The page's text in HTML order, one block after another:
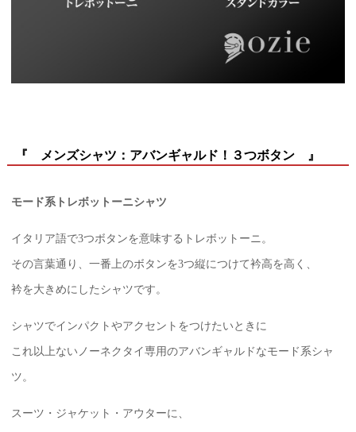
『 メンズシャツ：アバンギャルド！３つボタン 』
モード系トレボットーニシャツ
イタリア語で3つボタンを意味するトレボットーニ。
その言葉通り、一番上のボタンを3つ縦につけて衿高を高く、
衿を大きめにしたシャツです。
シャツでインパクトやアクセントをつけたいときに
これ以上ないノーネクタイ専用のアバンギャルドなモード系シャ
ツ。
スーツ・ジャケット・アウターに、